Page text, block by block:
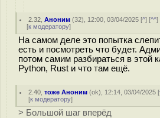
2.32 ,Аноним (32), 12:00, 03/04/2025 [^] [^^]
[к модератору]
На самом деле это попытка
есть и посмотреть что будет.
потом самим разбираться в этой
Python, Rust и что там ещё.
2.40 ,тоже Аноним (ok), 12:14, 03/04/2025 [
[к модератору]
> Большой шаг вперёд